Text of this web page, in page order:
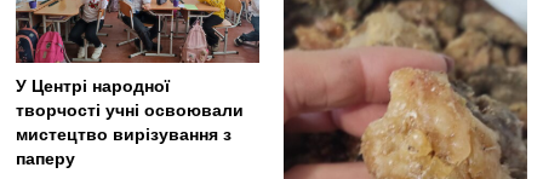
У Центрі народної
творчості учні освоювали
мистецтво вирізування з
паперу